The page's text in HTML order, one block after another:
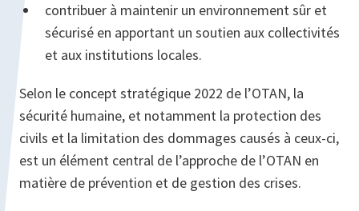
contribuer à maintenir un environnement sûr et
sécurisé en apportant un soutien aux collectivités
et aux institutions locales.
Selon le concept stratégique 2022 de l’OTAN, la
sécurité humaine, et notamment la protection des
civils et la limitation des dommages causés à ceux-ci,
est un élément central de l’approche de l’OTAN en
matière de prévention et de gestion des crises.